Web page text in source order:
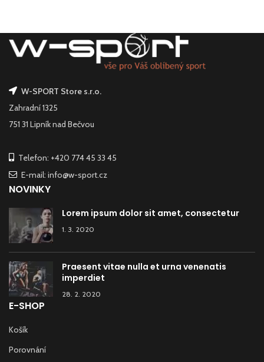
W-SPORT Store s.r.o.
Zahradní 1325
751 31 Lipník nad Bečvou
Telefon: +420 774 45 33 45
E-mail: info@w-sport.cz
NOVINKY
Lorem ipsum dolor sit amet, consectetur
1. 3. 2020
Praesent vitae nulla et urna venenatis
imperdiet
28. 2. 2020
E-SHOP
Košík
Porovnání